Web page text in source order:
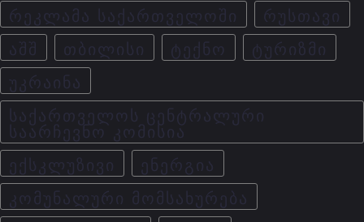
ᲠᲔᲙᲚᲐᲛᲐ ᲡᲐᲥᲐᲠᲗᲕᲔᲚᲝᲨᲘ
ᲠᲣᲡᲗᲐᲕᲘ
ᲐᲨᲨ
ᲗᲑᲘᲚᲘᲡᲘ ᲢᲔᲥᲜᲝ
ᲢᲣᲠᲘᲖᲛᲘ
ᲣᲙᲠᲐᲘᲜᲐ
ᲡᲐᲥᲐᲠᲗᲕᲔᲚᲝᲡ ᲪᲔᲜᲢᲠᲐᲚᲣᲠᲘ
ᲡᲐᲐᲠᲩᲔᲕᲜᲝ ᲙᲝᲛᲘᲡᲘᲐ
ᲔᲥᲡᲙᲚᲣᲖᲘᲕᲘ
ᲔᲜᲔᲠᲒᲘᲐ
ᲙᲝᲛᲣᲜᲐᲚᲣᲠᲘ ᲛᲝᲛᲡᲐᲮᲣᲠᲔᲑᲐ